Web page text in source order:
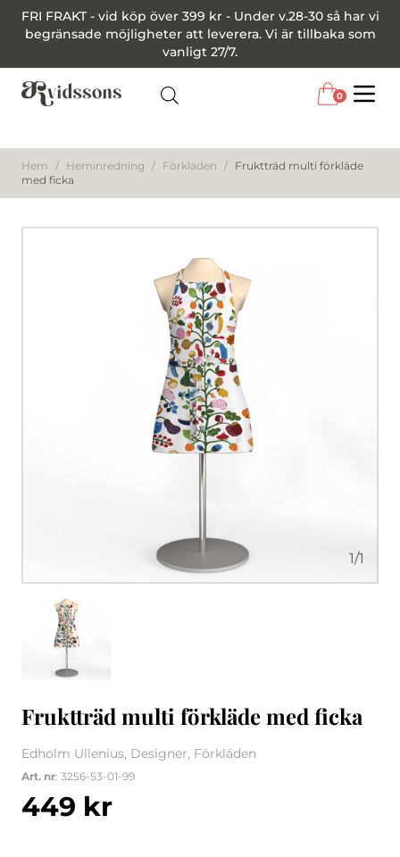
FRI FRAKT - vid köp över 399 kr - Under v.28-30 så har vi
begränsade möjligheter att leverera. Vi är tillbaka som
vanligt 27/7.
0
Hem / Heminredning / Förkläden / Fruktträd multi förkläde
med ficka
1/1
Fruktträd multi förkläde med ficka
Edholm Ullenius, Designer, Förkläden
Art. nr: 3256-53-01-99
449 kr